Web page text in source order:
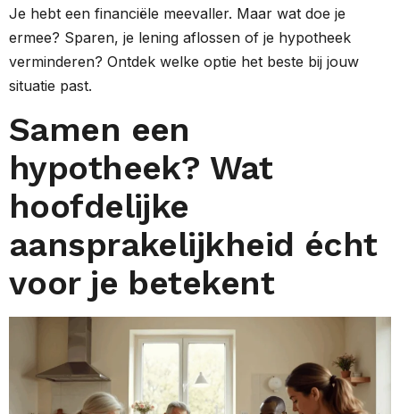
Je hebt een financiële meevaller. Maar wat doe je
ermee? Sparen, je lening aflossen of je hypotheek
verminderen? Ontdek welke optie het beste bij jouw
situatie past.
Samen een
hypotheek? Wat
hoofdelijke
aansprakelijkheid écht
voor je betekent